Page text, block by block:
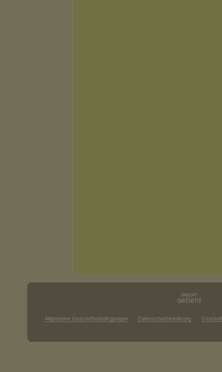
Allgemeine Geschäftsbedingungen Datenschutzerklärung